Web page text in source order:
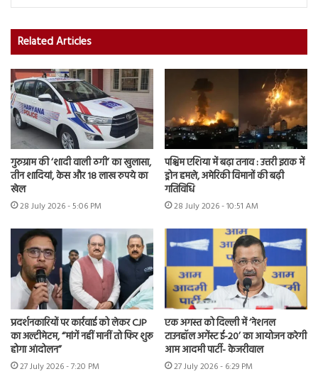
Related Articles
गुरुग्राम की ‘शादी वाली ठगी’ का खुलासा,
तीन शादियां, केस और 18 लाख रुपये का
खेल
28 July 2026 - 5:06 PM
पश्चिम एशिया में बढ़ा तनाव : उत्तरी इराक में
ड्रोन हमले, अमेरिकी विमानों की बढ़ी
गतिविधि
28 July 2026 - 10:51 AM
प्रदर्शनकारियों पर कार्रवाई को लेकर CJP
का अल्टीमेटम, “मांगें नहीं मानीं तो फिर शुरू
होगा आंदोलन”
27 July 2026 - 7:20 PM
एक अगस्त को दिल्ली में ‘नेशनल
टाउनहॉल अगेंस्ट ई-20’ का आयोजन करेगी
आम आदमी पार्टी- केजरीवाल
27 July 2026 - 6:29 PM